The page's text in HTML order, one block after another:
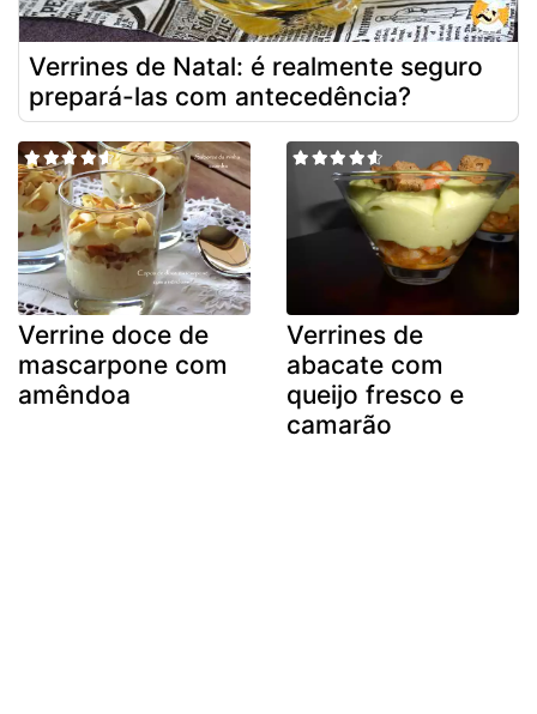
Verrines de Natal: é realmente seguro
prepará-las com antecedência?
Verrine doce de
mascarpone com
amêndoa
Verrines de
abacate com
queijo fresco e
camarão